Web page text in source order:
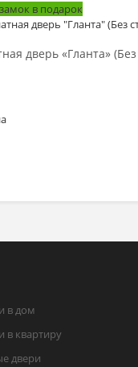
в подарок
дверь «Гланта» (Без
Выбрать >
в дом
в квартиру
двери